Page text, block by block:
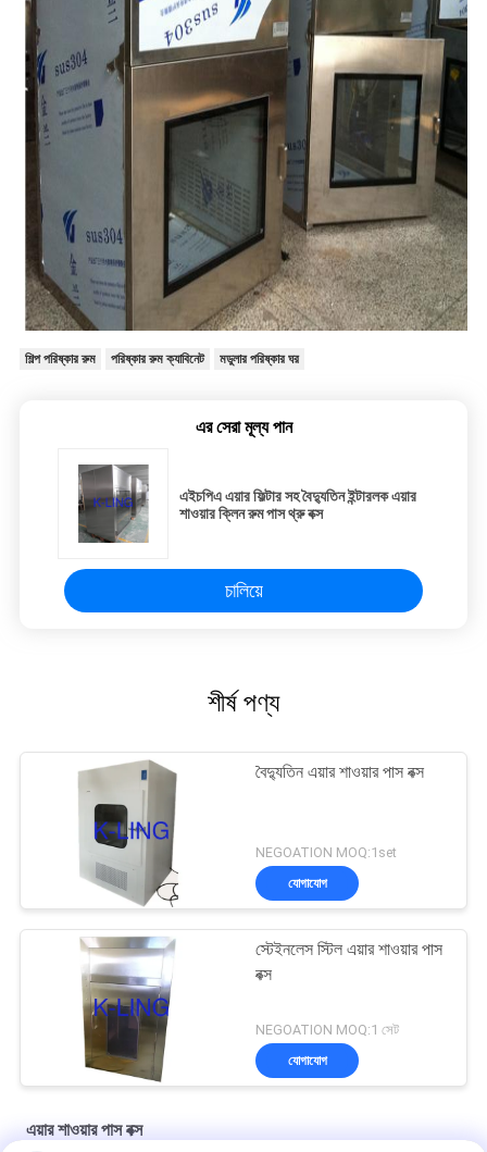
শিল্প পরিষ্কার রুম পরিষ্কার রুম ক্যাবিনেট মডুলার পরিষ্কার ঘর
এর সেরা মূল্য পান
এইচপিএ এয়ার ফিল্টার সহ বৈদ্যুতিন ইন্টারলক এয়ার
শাওয়ার ক্লিন রুম পাস থ্রু বক্স
চালিয়ে
শীর্ষ পণ্য
বৈদ্যুতিন এয়ার শাওয়ার পাস বক্স
NEGOATION MOQ:1set
যোগাযোগ
স্টেইনলেস স্টিল এয়ার শাওয়ার পাস
বক্স
NEGOATION MOQ:1 সেট
যোগাযোগ
এয়ার শাওয়ার পাস বক্স